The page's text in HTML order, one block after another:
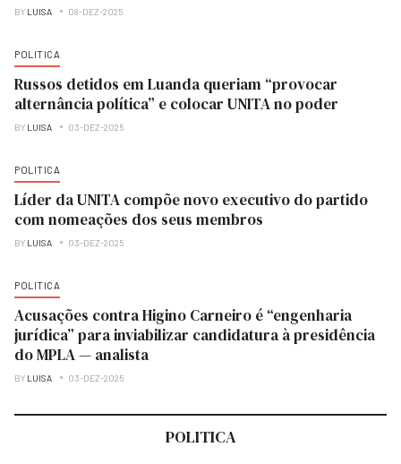
BY LUISA 08-DEZ-2025
POLITICA
Russos detidos em Luanda queriam “provocar
alternância política” e colocar UNITA no poder
BY LUISA 03-DEZ-2025
POLITICA
Líder da UNITA compõe novo executivo do partido
com nomeações dos seus membros
BY LUISA 03-DEZ-2025
POLITICA
Acusações contra Higino Carneiro é “engenharia
jurídica” para inviabilizar candidatura à presidência
do MPLA — analista
BY LUISA 03-DEZ-2025
POLITICA